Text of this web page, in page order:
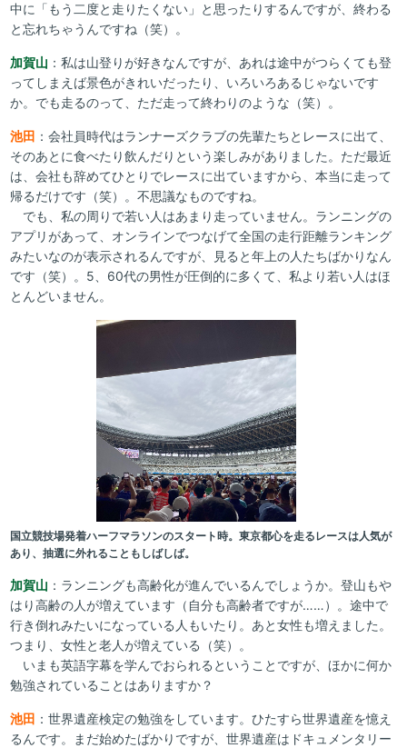
中に「もう二度と走りたくない」と思ったりするんですが、終わる
と忘れちゃうんですね（笑）。
加賀山 ：私は山登りが好きなんですが、あれは途中がつらくても登
ってしまえば景色がきれいだったり、いろいろあるじゃないです
か。でも走るのって、ただ走って終わりのような（笑）。
池田 ：会社員時代はランナーズクラブの先輩たちとレースに出て、
そのあとに食べたり飲んだりという楽しみがありました。ただ最近
は、会社も辞めてひとりでレースに出ていますから、本当に走って
帰るだけです（笑）。不思議なものですね。
でも、私の周りで若い人はあまり走っていません。ランニングの
アプリがあって、オンラインでつなげて全国の走行距離ランキング
みたいなのが表示されるんですが、見ると年上の人たちばかりなん
です（笑）。5、60代の男性が圧倒的に多くて、私より若い人はほ
とんどいません。
国立競技場発着ハーフマラソンのスタート時。東京都心を走るレースは人気が
あり、抽選に外れることもしばしば。
加賀山 ：ランニングも高齢化が進んでいるんでしょうか。登山もや
はり高齢の人が増えています（自分も高齢者ですが……）。途中で
行き倒れみたいになっている人もいたり。あと女性も増えました。
つまり、女性と老人が増えている（笑）。
いまも英語字幕を学んでおられるということですが、ほかに何か
勉強されていることはありますか？
池田 ：世界遺産検定の勉強をしています。ひたすら世界遺産を憶え
るんです。まだ始めたばかりですが、世界遺産はドキュメンタリー